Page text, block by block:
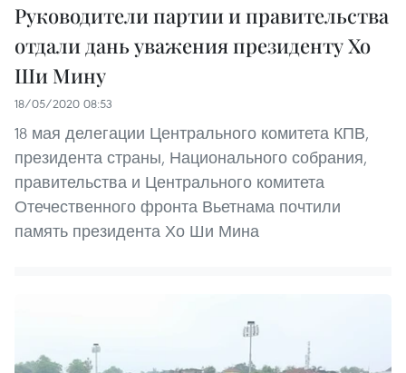
Руководители партии и правительства
отдали дань уважения президенту Хо
Ши Мину
18/05/2020 08:53
18 мая делегации Центрального комитета КПВ,
президента страны, Национального собрания,
правительства и Центрального комитета
Отечественного фронта Вьетнама почтили
память президента Хо Ши Мина